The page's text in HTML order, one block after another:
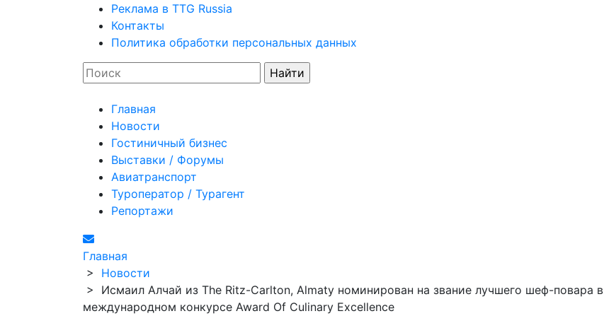
Реклама в TTG Russia
Контакты
Политика обработки персональных данных
Главная
Новости
Гостиничный бизнес
Выставки / Форумы
Авиатранспорт
Туроператор / Турагент
Репортажи
Главная
> Новости
> Исмаил Алчай из The Ritz-Carlton, Almaty номинирован на звание лучшего шеф-повара в
международном конкурсе Award Of Culinary Excellence